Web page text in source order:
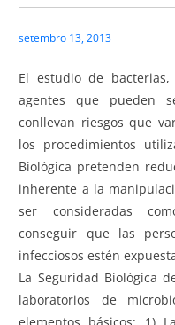
setembro 13, 2013
El estudio de
agentes que pueden
conllevan riesgos que
los procedimientos
Biológica pretenden
inherente a la
ser consideradas
conseguir que las
infecciosos estén
La Seguridad Biológica
laboratorios de